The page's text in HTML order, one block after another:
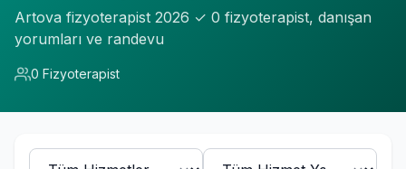
Artova fizyoterapist 2026 ✓ 0 fizyoterapist, danışan
yorumları ve randevu
0 Fizyoterapist